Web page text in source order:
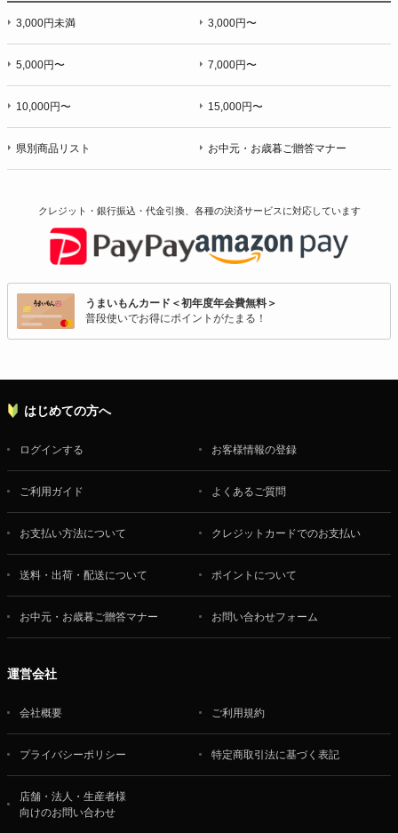
3,000円未満 3,000円〜
5,000円〜 7,000円〜
10,000円〜 15,000円〜
県別商品リスト お中元・お歳暮ご贈答マナー
クレジット・銀行振込・代金引換、各種の決済サービスに対応しています
うまいもんカード＜初年度年会費無料＞
普段使いでお得にポイントがたまる！
はじめての方へ
ログインする お客様情報の登録
ご利用ガイド よくあるご質問
お支払い方法について クレジットカードでのお支払い
送料・出荷・配送について ポイントについて
お中元・お歳暮ご贈答マナー お問い合わせフォーム
運営会社
会社概要 ご利用規約
プライバシーポリシー 特定商取引法に基づく表記
店舗・法人・生産者様
向けのお問い合わせ